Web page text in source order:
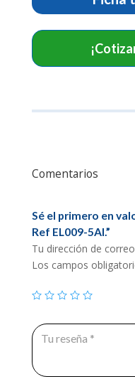
Ref
EL009-
cantidad
Comentarios
Sé el primero en
Ref EL009-5AI.”
Tu dirección de
Los campos